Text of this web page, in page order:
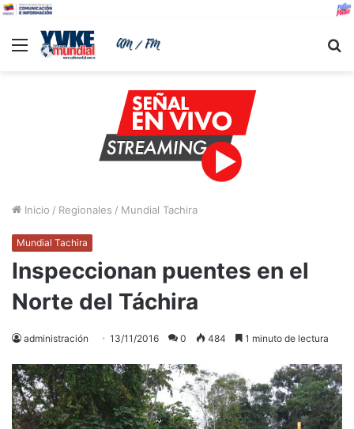
Menu
Inicio / Regionales / Mundial Tachira
Mundial Tachira
Inspeccionan puentes en el
Norte del Táchira
administración 13/11/2016 0 484 1 minuto de lectura